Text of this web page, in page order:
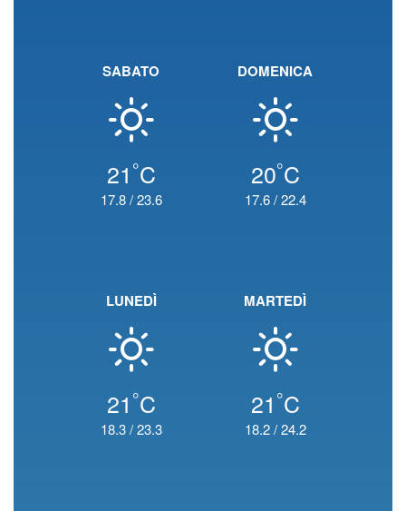
SABATO
21 °C
17.8/23.6
DOMENICA
20°C
17.6/22.4
LUNEDÌ
21 °C
18.3/23.3
MARTEDÌ
21 °C
18.2/24.2